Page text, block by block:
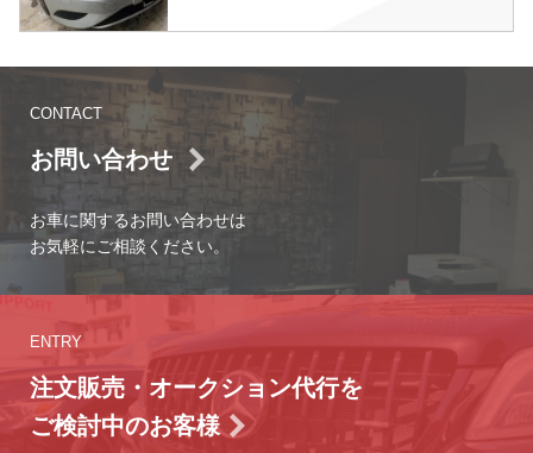
CONTACT
お問い合わせ
お車に関するお問い合わせは
お気軽にご相談ください。
ENTRY
注文販売・オークション代行を
ご検討中のお客様